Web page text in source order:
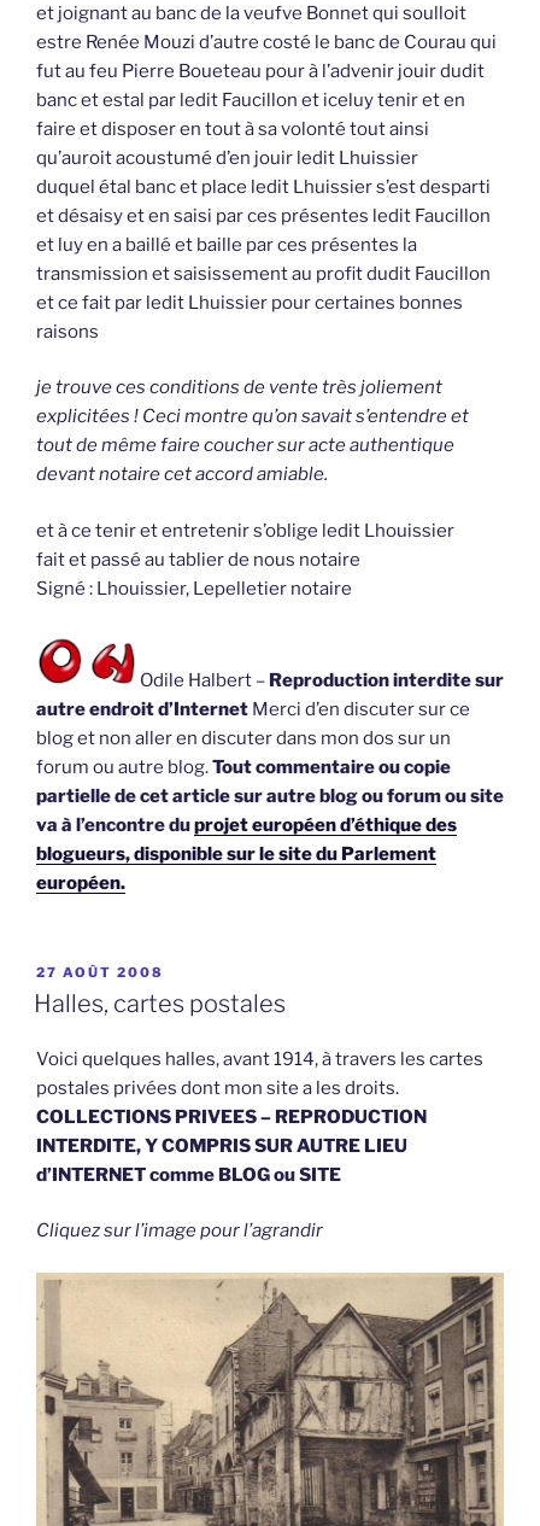
et joignant au banc de la veufve Bonnet qui soulloit
estre Renée Mouzi d’autre costé le banc de Courau qui
fut au feu Pierre Boueteau pour à l’advenir jouir dudit
banc et estal par ledit Faucillon et iceluy tenir et en
faire et disposer en tout à sa volonté tout ainsi
qu’auroit acoustumé d’en jouir ledit Lhuissier
duquel étal banc et place ledit Lhuissier s’est desparti
et désaisy et en saisi par ces présentes ledit Faucillon
et luy en a baillé et baille par ces présentes la
transmission et saisissement au profit dudit Faucillon
et ce fait par ledit Lhuissier pour certaines bonnes
raisons
je trouve ces conditions de vente très joliement
explicitées ! Ceci montre qu’on savait s’entendre et
tout de même faire coucher sur acte authentique
devant notaire cet accord amiable.
et à ce tenir et entretenir s’oblige ledit Lhouissier
fait et passé au tablier de nous notaire
Signé : Lhouissier, Lepelletier notaire
Odile Halbert – Reproduction interdite sur
autre endroit d’Internet Merci d’en discuter sur ce
blog et non aller en discuter dans mon dos sur un
forum ou autre blog.Tout commentaire ou copie
partielle de cet article sur autre blog ou forum ou site
va à l’encontre duprojet européen d’éthique des
blogueurs, disponible sur le site du Parlement
européen.
PUBLIÉ
LE
27 AOÛT 2008
Halles, cartes postales
Voici quelques halles, avant 1914, à travers les cartes
postales privées dont mon site a les droits.
COLLECTIONS PRIVEES – REPRODUCTION
INTERDITE, Y COMPRIS SUR AUTRE LIEU
d’INTERNET comme BLOG ou SITE
Cliquez sur l’image pour l’agrandir